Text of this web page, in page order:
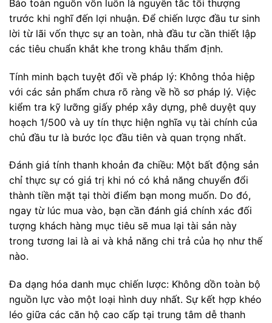
Bảo toàn nguồn vốn luôn là nguyên tắc tối thượng
trước khi nghĩ đến lợi nhuận. Để chiến lược đầu tư sinh
lời từ lãi vốn thực sự an toàn, nhà đầu tư cần thiết lập
các tiêu chuẩn khắt khe trong khâu thẩm định.
Tính minh bạch tuyệt đối về pháp lý: Không thỏa hiệp
với các sản phẩm chưa rõ ràng về hồ sơ pháp lý. Việc
kiểm tra kỹ lưỡng giấy phép xây dựng, phê duyệt quy
hoạch 1/500 và uy tín thực hiện nghĩa vụ tài chính của
chủ đầu tư là bước lọc đầu tiên và quan trọng nhất.
Đánh giá tính thanh khoản đa chiều: Một bất động sản
chỉ thực sự có giá trị khi nó có khả năng chuyển đổi
thành tiền mặt tại thời điểm bạn mong muốn. Do đó,
ngay từ lúc mua vào, bạn cần đánh giá chính xác đối
tượng khách hàng mục tiêu sẽ mua lại tài sản này
trong tương lai là ai và khả năng chi trả của họ như thế
nào.
Đa dạng hóa danh mục chiến lược: Không dồn toàn bộ
nguồn lực vào một loại hình duy nhất. Sự kết hợp khéo
léo giữa các căn hộ cao cấp tại trung tâm dễ thanh